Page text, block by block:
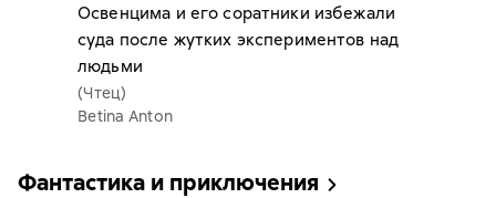
Освенцима и его соратники избежали
суда после жутких экспериментов над
людьми
(Чтец)
Betina Anton
Фантастика и приключения